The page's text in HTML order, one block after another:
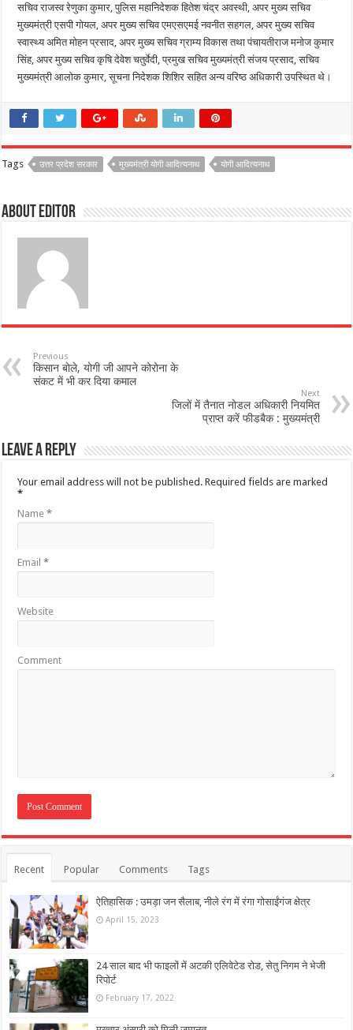
सचिव राजस्व रेणुका कुमार, पुलिस महानिदेशक हितेश चंद्र अवस्थी, अपर मुख्य सचिव
मुख्यमंत्री एसपी गोयल, अपर मुख्य सचिव एमएसएमई नवनीत सहगल, अपर मुख्य सचिव
स्वास्थ्य अमित मोहन प्रसाद, अपर मुख्य सचिव ग्राम्य विकास तथा पंचायतीराज मनोज कुमार
सिंह, अपर मुख्य सचिव कृषि देवेश चतुर्वेदी, प्रमुख सचिव मुख्यमंत्री संजय प्रसाद, सचिव
मुख्यमंत्री आलोक कुमार, सूचना निदेशक शिशिर सहित अन्य वरिष्ठ अधिकारी उपस्थित थे।
Tags उत्तर प्रदेश सरकार मुख्यमंत्री योगी आदित्यनाथ योगी आदित्यनाथ
About Editor
Previous
किसान बोले, योगी जी आपने कोरोना के
संकट में भी कर दिया कमाल
Next
जिलों में तैनात नोडल अधिकारी नियमित
प्राप्त करें फीडबैक : मुख्यमंत्री
Leave a Reply
Your email address will not be published. Required fields are marked
*
Name*
Email*
Website
Comment
Recent Popular Comments Tags
ऐतिहासिक : उमड़ा जन सैलाब, नीले रंग में रंगा गोसाईंगंज क्षेत्र
April 15, 2023
24 साल बाद भी फाइलों में अटकी एलिवेटेड रोड, सेतु निगम ने भेजी
रिपोर्ट
February 17, 2022